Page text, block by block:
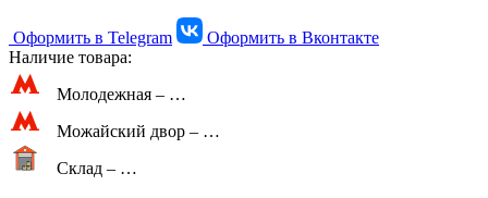
Оформить в Telegram
Оформить в Вконтакте
Наличие товара:
Молодежная – …
Можайский двор – …
Склад – …